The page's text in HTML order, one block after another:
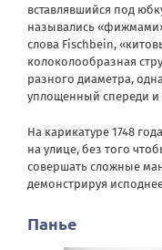
вставлявшийся под
назывались
слова Fischbein,
колоколообразная
разного диаметра,
уплощенный спереди и
На карикатуре 1748
на улице, без того
совершать сложные
демонстрируя
Панье